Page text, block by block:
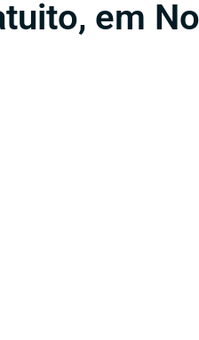
em